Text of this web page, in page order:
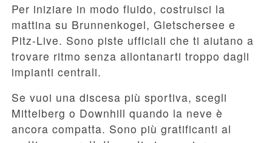
Per iniziare in modo fluido, costruisci la
mattina su Brunnenkogel, Gletschersee e
Pitz-Live. Sono piste ufficiali che ti aiutano a
trovare ritmo senza allontanarti troppo dagli
impianti centrali.
Se vuoi una discesa più sportiva, scegli
Mittelberg o Downhill quando la neve è
ancora compatta. Sono più gratificanti al